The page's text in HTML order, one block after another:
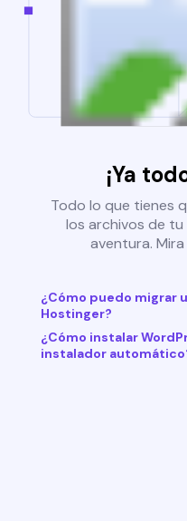
¡Ya
Todo lo que tienes
los archivos de
aventura.
¿Cómo puedo migrar
Hostinger?
¿Cómo instalar
instalador